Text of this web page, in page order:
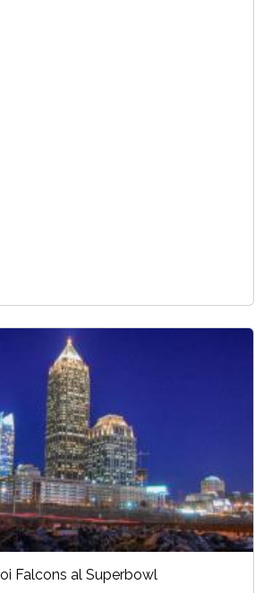
Falcons al Superbowl